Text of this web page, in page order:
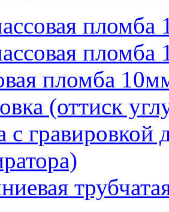
пломба
пломба
(оттиск
с гравировкой